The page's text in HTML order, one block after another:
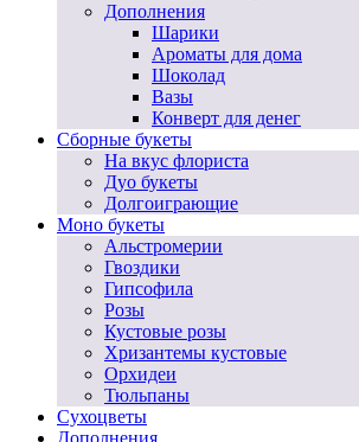
Дополнения
Шарики
Ароматы для дома
Шоколад
Вазы
Конверт для денег
Сборные букеты
На вкус флориста
Дуо букеты
Долгоиграющие
Моно букеты
Альстромерии
Гвоздики
Гипсофила
Розы
Кустовые розы
Хризантемы кустовые
Орхидеи
Тюльпаны
Сухоцветы
Дополнения